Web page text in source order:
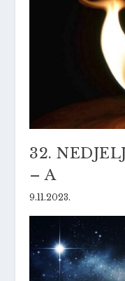
32.
– A
9.11.2023.